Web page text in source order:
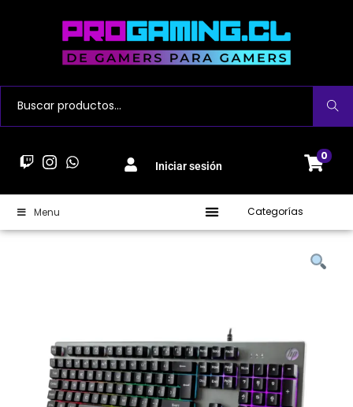
Buscar
Iniciar sesión
0
Menu Categorías